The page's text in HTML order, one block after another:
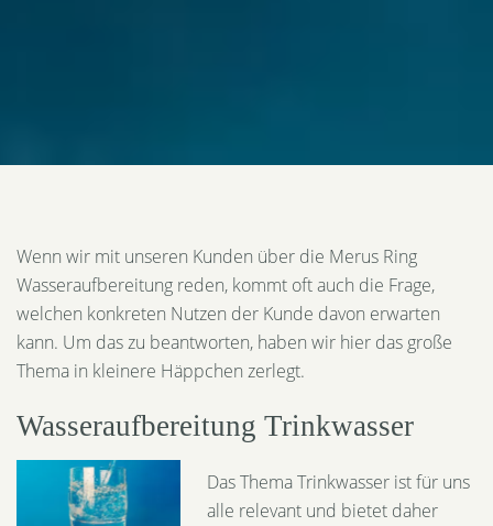
Wenn wir mit unseren Kunden über die Merus Ring
Wasseraufbereitung reden, kommt oft auch die Frage,
welchen konkreten Nutzen der Kunde davon erwarten
kann. Um das zu beantworten, haben wir hier das große
Thema in kleinere Häppchen zerlegt.
Wasseraufbereitung Trinkwasser
Das Thema Trinkwasser ist für uns
alle relevant und bietet daher